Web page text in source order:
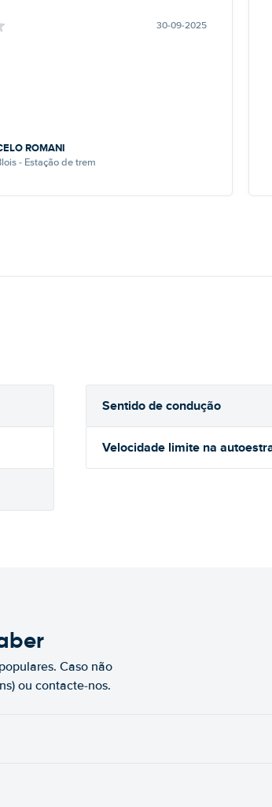
30-09-2025
ROMANI
- Estação de trem
Sentido de condução
Velocidade limite na
Caso não
ou contacte-nos.